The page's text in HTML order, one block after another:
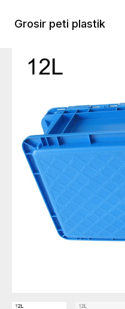
Grosir peti plastik